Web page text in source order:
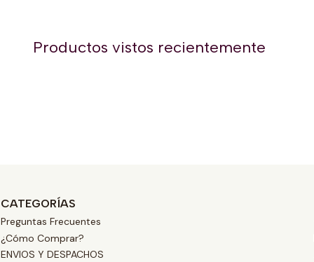
Productos vistos recientemente
CATEGORÍAS
Preguntas Frecuentes
¿Cómo Comprar?
ENVIOS Y DESPACHOS